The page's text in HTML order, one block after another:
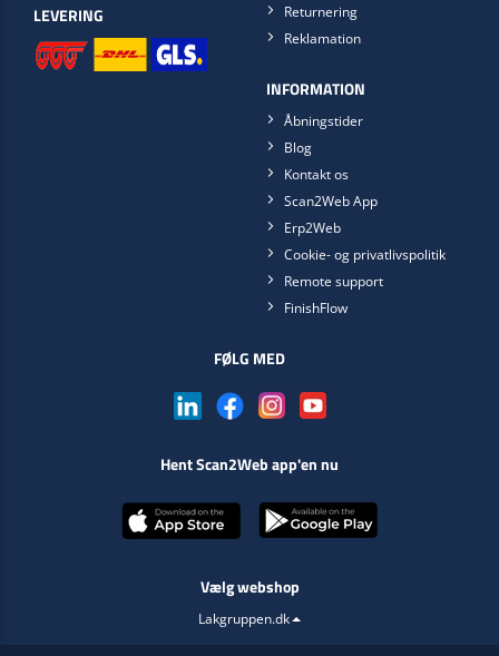
LEVERING
Returnering
Reklamation
INFORMATION
Åbningstider
Blog
Kontakt os
Scan2Web App
Erp2Web
Cookie- og privatlivspolitik
Remote support
FinishFlow
FØLG MED
Hent Scan2Web app'en nu
Vælg webshop
Lakgruppen.dk